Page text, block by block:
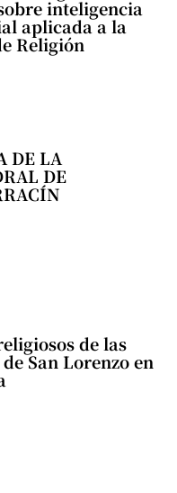
inteligencia
aplicada a la
Religión
DE LA
DE
de las
San Lorenzo en